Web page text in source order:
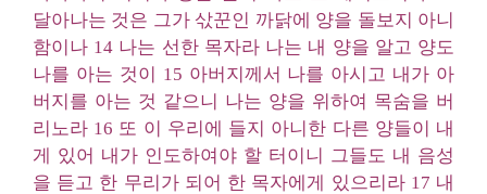
달아나는 것은 그가 삯꾼인 까닭에 양을 돌보지 아니
함이나 14 나는 선한 목자라 나는 내 양을 알고 양도
나를 아는 것이 15 아버지께서 나를 아시고 내가 아
버지를 아는 것 같으니 나는 양을 위하여 목숨을 버
리노라 16 또 이 우리에 들지 아니한 다른 양들이 내
게 있어 내가 인도하여야 할 터이니 그들도 내 음성
을 듣고 한 무리가 되어 한 목자에게 있으리라 17 내